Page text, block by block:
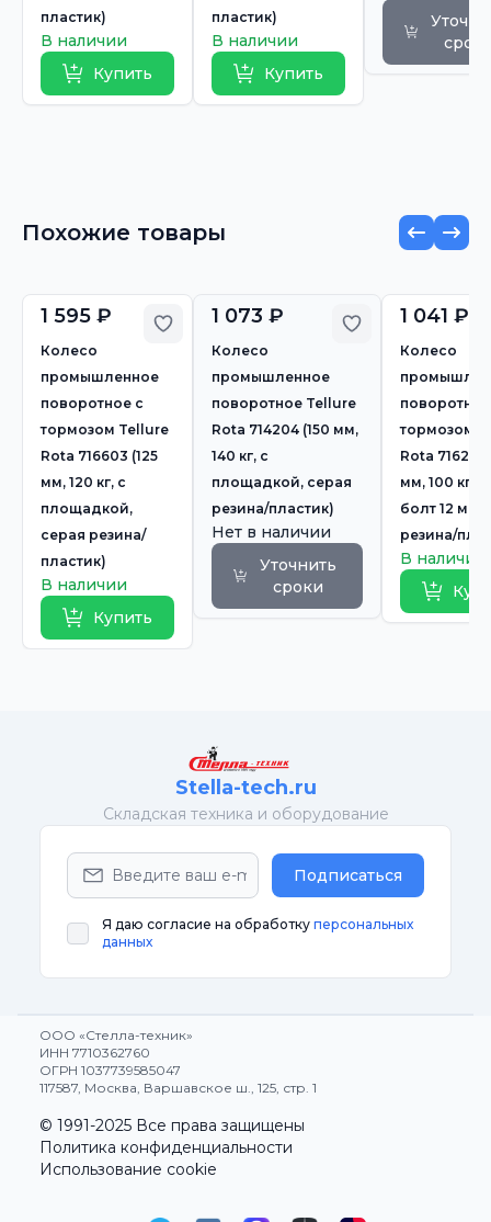
пластик)
В наличии
Купить
пластик)
В наличии
Купить
Похожие товары
Добавить в избранное
1 595 ₽
Колесо
промышленное
поворотное с
тормозом Tellure
Rota 716603 (125
мм, 120 кг, с
площадкой,
серая резина/
пластик)
В наличии
Купить
Добавить в
1 073 ₽
Колесо
промышленное
поворотное Tellure
Rota 714204 (150 мм,
140 кг, с
площадкой, серая
резина/пластик)
Нет в наличии
Уточнить
сроки
1 041 ₽
Колесо
тормозом
Rota 716202
мм, 100 кг,
болт 12 мм,
резина/
В наличии
Stella-tech.ru
Cкладская техника и оборудование
Подписаться
Я даю согласие на обработку персональных
данных
ООО «Стелла-техник»
ИНН 7710362760
ОГРН 1037739585047
117587, Москва, Варшавское ш., 125, стр. 1
© 1991-2025 Все права защищены
Политика конфиденциальности
Использование cookie